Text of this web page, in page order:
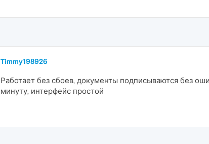
Timmy198926
Работает без сбоев, документы подписываются без
минуту, интерфейс простой